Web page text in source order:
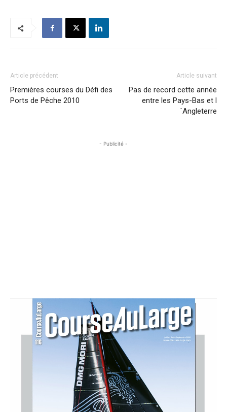
Article précédent
Premières courses du Défi des
Ports de Pêche 2010
Article suivant
Pas de record cette année
entre les Pays-Bas et l
´Angleterre
- Publicité -